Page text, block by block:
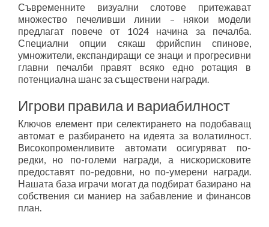
Съвременните визуални слотове притежават
множество печеливши линии – някои модели
предлагат повече от 1024 начина за печалба.
Специални опции сякаш фрийспин спинове,
умножители, експандиращи се знаци и прогресивни
главни печалби правят всяко едно ротация в
потенциална шанс за съществени награди.
Игрови правила и вариабилност
Ключов елемент при селектирането на подобаващ
автомат е разбирането на идеята за волатилност.
Високопроменливите автомати осигуряват по-
редки, но по-големи награди, а нискорисковите
предоставят по-редовни, но по-умерени награди.
Нашата база играчи могат да подбират базирано на
собствения си маниер на забавление и финансов
план.